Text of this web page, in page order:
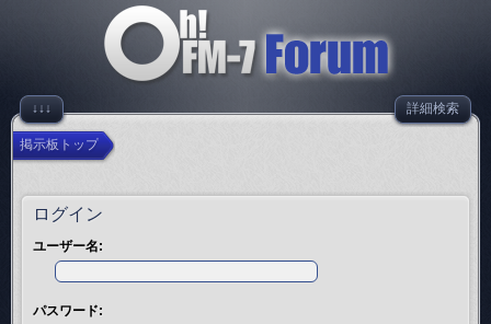
↓↓↓ 詳細検索
掲示板トップ
ログイン
ユーザー名:
パスワード: